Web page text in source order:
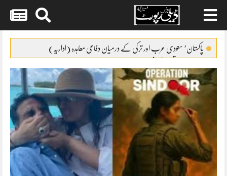
contentپاکستان’ سعودی عرب اور ترکی کے درمیان دفاعی معاہدہ (اداریہ)
گریڈ17سے22کے افسران کیلئے ٹرانسپورٹ الائونس کا نوٹیفکیشن
FCCIکو معذور افراد کے حقوق کا مکمل ادراک ہے
بلدیاتی انتخابات کیلئے فنڈز مانگ لئے گئے